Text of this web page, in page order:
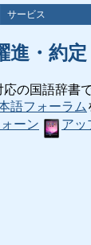
サービス
進・約
応の国語辞書
語フォーラム
ーン アッ